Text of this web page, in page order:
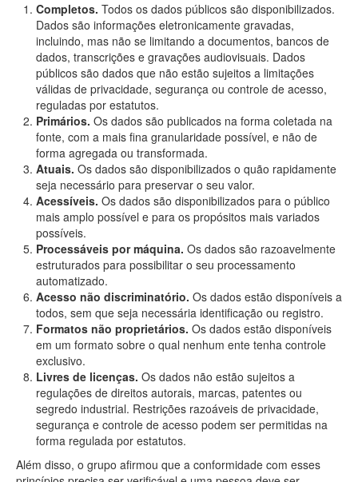
Completos. Todos os dados públicos são disponibilizados.
Dados são informações eletronicamente gravadas,
incluindo, mas não se limitando a documentos, bancos de
dados, transcrições e gravações audiovisuais. Dados
públicos são dados que não estão sujeitos a limitações
válidas de privacidade, segurança ou controle de acesso,
reguladas por estatutos.
Primários. Os dados são publicados na forma coletada na
fonte, com a mais fina granularidade possível, e não de
forma agregada ou transformada.
Atuais. Os dados são disponibilizados o quão rapidamente
seja necessário para preservar o seu valor.
Acessíveis. Os dados são disponibilizados para o público
mais amplo possível e para os propósitos mais variados
possíveis.
Processáveis por máquina. Os dados são razoavelmente
estruturados para possibilitar o seu processamento
automatizado.
Acesso não discriminatório. Os dados estão disponíveis a
todos, sem que seja necessária identificação ou registro.
Formatos não proprietários. Os dados estão disponíveis
em um formato sobre o qual nenhum ente tenha controle
exclusivo.
Livres de licenças. Os dados não estão sujeitos a
regulações de direitos autorais, marcas, patentes ou
segredo industrial. Restrições razoáveis de privacidade,
segurança e controle de acesso podem ser permitidas na
forma regulada por estatutos.
Além disso, o grupo afirmou que a conformidade com esses